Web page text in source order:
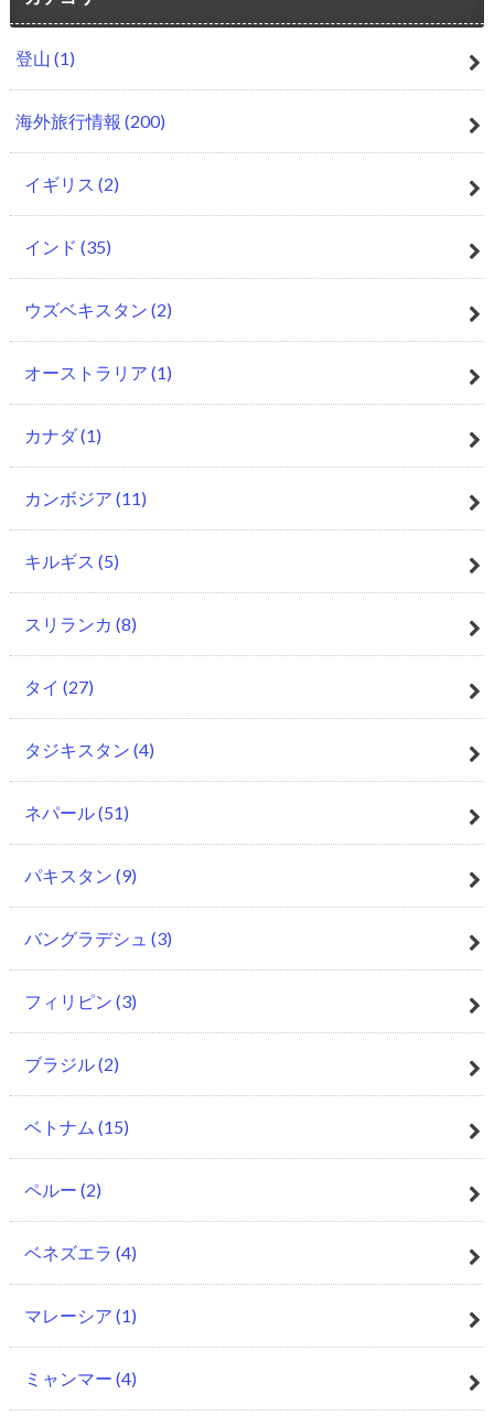
登山 (1)
海外旅行情報 (200)
イギリス (2)
インド (35)
ウズベキスタン (2)
オーストラリア (1)
カナダ(1)
カンボジア (11)
キルギス (5)
スリランカ (8)
タイ (27)
タジキスタン (4)
ネパール(51)
パキスタン (9)
バングラデシュ (3)
フィリピン (3)
ブラジル(2)
ベトナム (15)
ペルー (2)
ベネズエラ (4)
マレーシア (1)
ミャンマー (4)